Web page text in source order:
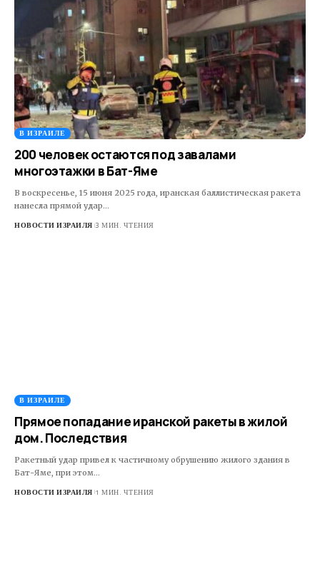
В ИЗРАИЛЕ
200 человек остаются под завалами
многоэтажки в Бат-Яме
В воскресенье, 15 июня 2025 года, иранская баллистическая ракета
нанесла прямой удар…
НОВОСТИ ИЗРАИЛЯ 3 МИН. ЧТЕНИЯ
В ИЗРАИЛЕ
Прямое попадание иранской ракеты в жилой
дом. Последствия
Ракетный удар привел к частичному обрушению жилого здания в
Бат-Яме, при этом…
НОВОСТИ ИЗРАИЛЯ 1 МИН. ЧТЕНИЯ